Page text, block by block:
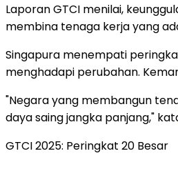
Laporan GTCI menilai,
membina tenaga kerja yang
Singapura menempati
menghadapi perubahan.
"Negara yang membangun
daya saing jangka panjang,"
GTCI 2025: Peringkat 20 Besar